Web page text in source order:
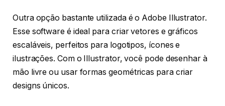
Outra opção bastante utilizada é o Adobe Illustrator.
Esse software é ideal para criar vetores e gráficos
escaláveis, perfeitos para logotipos, ícones e
ilustrações. Com o Illustrator, você pode desenhar à
mão livre ou usar formas geométricas para criar
designs únicos.